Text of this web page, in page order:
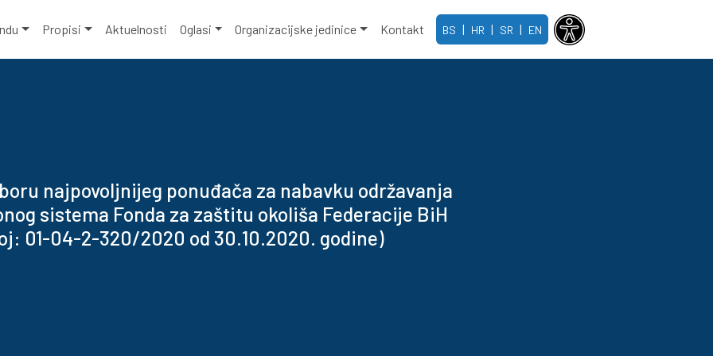
Propisi Aktuelnosti Oglasi Organizacijske jedinice Kontakt BS | HR | SR | EN
najpovoljnijeg ponuđača za nabavku održavanja
sistema Fonda za zaštitu okoliša Federacije BiH
01-04-2-320/2020 od 30.10.2020. godine)